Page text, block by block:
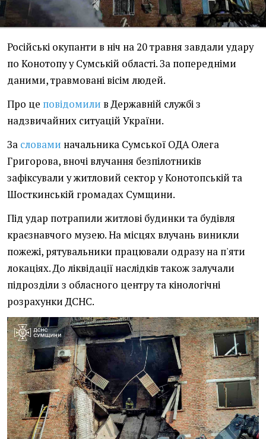
Російські окупанти в ніч на 20 травня завдали удару
по Конотопу у Сумській області. За попередніми
даними, травмовані вісім людей.
Про це повідомили в Державній службі з
надзвичайних ситуацій України.
За словами начальника Сумської ОДА Олега
Григорова, вночі влучання безпілотників
зафіксували у житловий сектор у Конотопській та
Шосткинській громадах Сумщини.
Під удар потрапили житлові будинки та будівля
краєзнавчого музею. На місцях влучань виникли
пожежі, рятувальники працювали одразу на п'яти
локаціях. До ліквідації наслідків також залучали
підрозділи з обласного центру та кінологічні
розрахунки ДСНС.